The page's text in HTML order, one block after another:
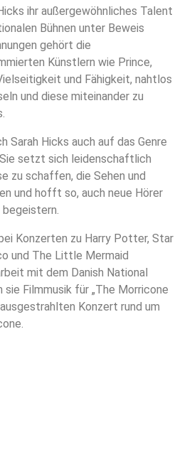
ihr außergewöhnliches Talent
Bühnen unter Beweis
gehört die
Künstlern wie Prince,
und Fähigkeit, nahtlos
und diese miteinander zu
Sarah Hicks auch auf das Genre
setzt sich leidenschaftlich
zu schaffen, die Sehen und
und hofft so, auch neue Hörer
Konzerten zu Harry Potter, Star
und The Little Mermaid
mit dem Danish National
sie Filmmusik für „The Morricone
Konzert rund um